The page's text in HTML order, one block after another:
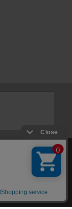
サイトマップ